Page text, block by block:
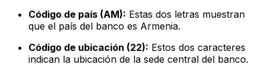
Código de país (AM): Estas dos letras muestran
que el país del banco es Armenia.
Código de ubicación (22): Estos dos caracteres
indican la ubicación de la sede central del banco.